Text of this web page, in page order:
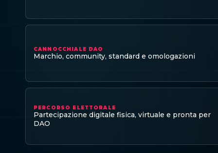
CANNOCCHIALE DAO
Marchio, community, standard e omologazioni
PERCORSO ELETTORALE
Partecipazione digitale fisica, virtuale e pronta per
DAO